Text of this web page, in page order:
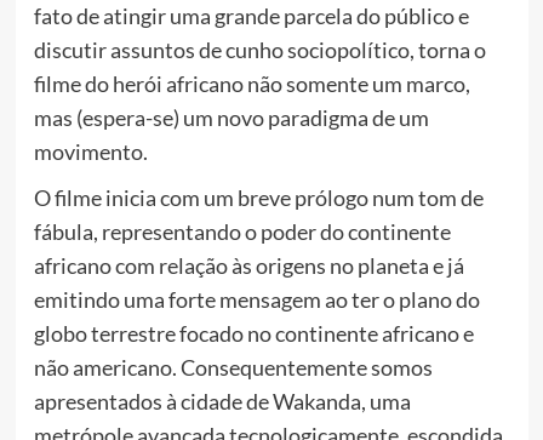
fato de atingir uma grande parcela do público e
discutir assuntos de cunho sociopolítico, torna o
filme do herói africano não somente um marco,
mas (espera-se) um novo paradigma de um
movimento.
O filme inicia com um breve prólogo num tom de
fábula, representando o poder do continente
africano com relação às origens no planeta e já
emitindo uma forte mensagem ao ter o plano do
globo terrestre focado no continente africano e
não americano. Consequentemente somos
apresentados à cidade de Wakanda, uma